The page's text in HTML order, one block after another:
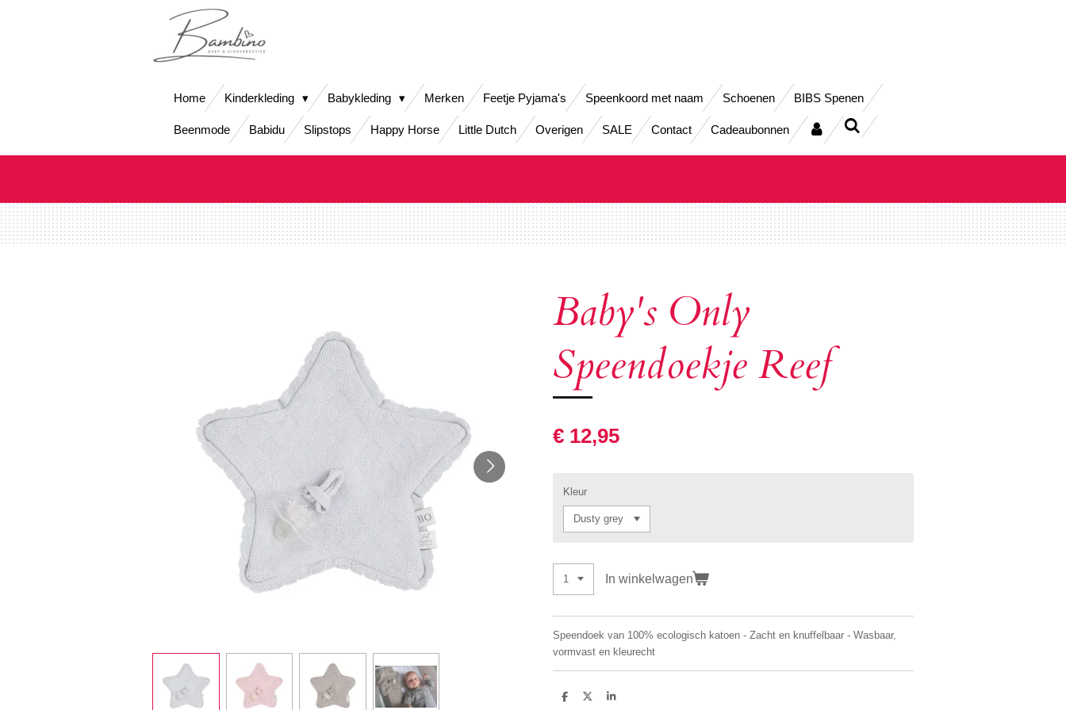
Home Kinderkleding Babykleding Merken Feetje Pyjama's Speenkoord met naam Schoenen BIBS Spenen
Beenmode Babidu Slipstops Happy Horse Little Dutch Overigen SALE Contact Cadeaubonnen
Baby's Only
Speendoekje Reef
€ 12,95
Kleur
In winkelwagen
Speendoek van 100% ecologisch katoen - Zacht en knuffelbaar - Wasbaar,
vormvast en kleurecht
D
D
S